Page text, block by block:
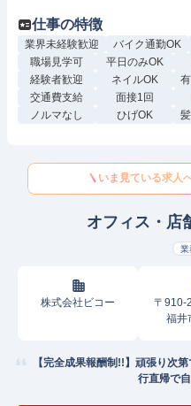
仕事の特徴
業界未経験歓迎 バイク通勤OK
職場見学可
平日のみOK
経験者歓迎
ネイルOK
交通費支給
面接1回
ノルマなし
ひげOK
いま見ている求人
オフィス・店
業
株式会社ビコー
〒910-
福井
【完全成果報酬制!!】頑張り次
行直帰で